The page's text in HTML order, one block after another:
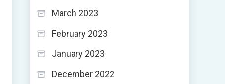
March 2023
February 2023
January 2023
December 2022